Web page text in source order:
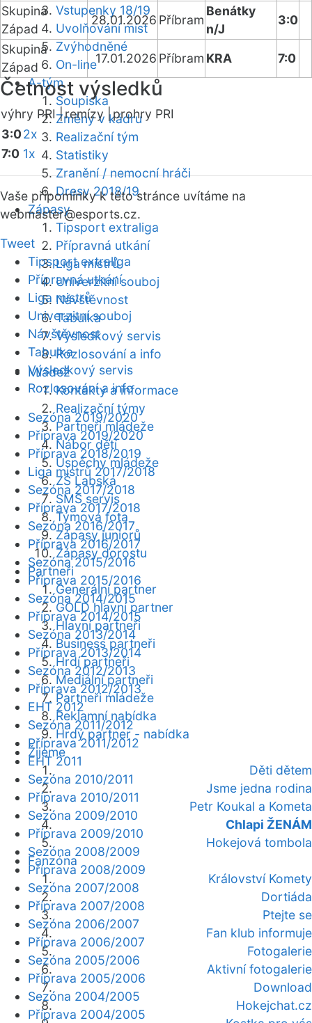
Vstupenky 18/19
Uvolňování míst
Zvýhodněné
On-line
A-tým
Soupiska
Změny v kádru
Realizační tým
Statistiky
Zranění / nemocní hráči
Dresy 2018/19
Zápasy
Tipsport extraliga
Přípravná utkání
Liga mistrů
Univerzitní souboj
Návštěvnost
Tabulka
Výsledkový servis
Rozlosování a info
Mládež
Kontakty a informace
Realizační týmy
Partneři mládeže
Nábor dětí
Úspěchy mládeže
ZŠ Labská
SMS servis
Týmová fota
Zápasy juniorů
Zápasy dorostu
Partneři
Generální partner
GOLD hlavní partner
Hlavní partneři
Business partneři
Hrdí partneři
Mediální partneři
Partneři mládeže
Reklamní nabídka
Hrdý partner - nabídka
Žijeme
Děti dětem
Jsme jedna rodina
Petr Koukal a Kometa
Chlapi ŽENÁM
Hokejová tombola
Fanzóna
Království Komety
Dortiáda
Ptejte se
Fan klub informuje
Fotogalerie
Aktivní fotogalerie
Download
Hokejchat.cz
Skupina
Západ
28.01.2026 Příbram
Benátky
n/J
3:0
Skupina
Západ
17.01.2026 Příbram KRA 7:0
Četnost výsledků
výhry PRI |remízy |prohry PRI
3:02x
7:0 1x
Vaše připomínky k této stránce uvítáme na
webmaster@esports.cz.
Tweet
Tipsport extraliga
Přípravná utkání
Liga mistrů
Univerzitní souboj
Návštěvnost
Tabulka
Výsledkový servis
Rozlosování a info
Sezóna 2019/2020
Příprava 2019/2020
Příprava 2018/2019
Liga mistrů 2017/2018
Sezóna 2017/2018
Příprava 2017/2018
Sezóna 2016/2017
Příprava 2016/2017
Sezóna 2015/2016
Příprava 2015/2016
Sezóna 2014/2015
Příprava 2014/2015
Sezóna 2013/2014
Příprava 2013/2014
Sezóna 2012/2013
Příprava 2012/2013
EHT 2012
Sezóna 2011/2012
Příprava 2011/2012
EHT 2011
Sezóna 2010/2011
Příprava 2010/2011
Sezóna 2009/2010
Příprava 2009/2010
Sezóna 2008/2009
Příprava 2008/2009
Sezóna 2007/2008
Příprava 2007/2008
Sezóna 2006/2007
Příprava 2006/2007
Sezóna 2005/2006
Příprava 2005/2006
Sezóna 2004/2005
Příprava 2004/2005